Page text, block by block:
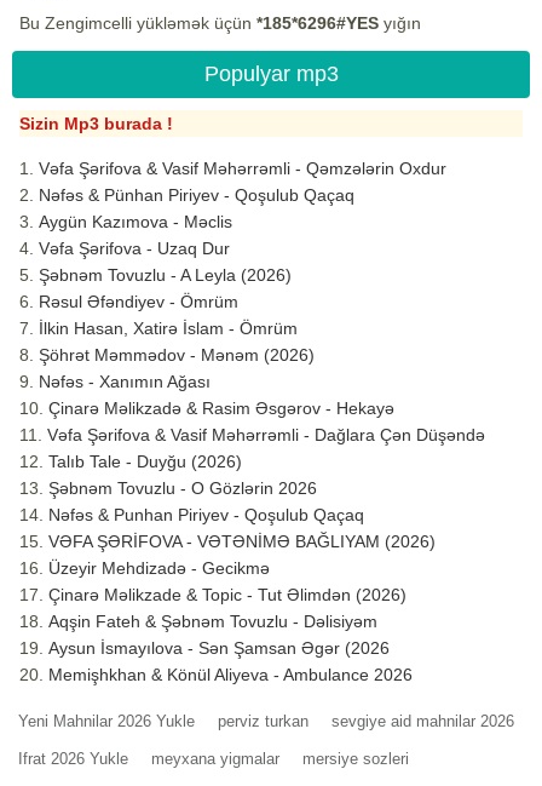
Bu Zengimcelli yükləmək üçün *185*6296#YES yığın
Populyar mp3
Sizin Mp3 burada !
Vəfa Şərifova & Vasif Məhərrəmli - Qəmzələrin Oxdur
Nəfəs & Pünhan Piriyev - Qoşulub Qaçaq
Aygün Kazımova - Məclis
Vəfa Şərifova - Uzaq Dur
Şəbnəm Tovuzlu - A Leyla (2026)
Rəsul Əfəndiyev - Ömrüm
İlkin Hasan, Xatirə İslam - Ömrüm
Şöhrət Məmmədov - Mənəm (2026)
Nəfəs - Xanımın Ağası
Çinarə Məlikzadə & Rasim Əsgərov - Hekayə
Vəfa Şərifova & Vasif Məhərrəmli - Dağlara Çən Düşəndə
Talıb Tale - Duyğu (2026)
Şəbnəm Tovuzlu - O Gözlərin 2026
Nəfəs & Punhan Piriyev - Qoşulub Qaçaq
VƏFA ŞƏRİFOVA - VƏTƏNİMƏ BAĞLIYAM (2026)
Üzeyir Mehdizadə - Gecikmə
Çinarə Məlikzade & Topic - Tut Əlimdən (2026)
Aqşin Fateh & Şəbnəm Tovuzlu - Dəlisiyəm
Aysun İsmayılova - Sən Şamsan Əgər (2026
Memişhkhan & Könül Aliyeva - Ambulance 2026
Yeni Mahnilar 2026 Yukle perviz turkan sevgiye aid mahnilar 2026
Ifrat 2026 Yukle meyxana yigmalar mersiye sozleri